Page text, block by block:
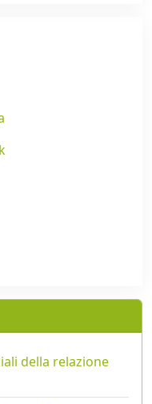
della relazione